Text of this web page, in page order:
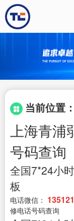
当前位置
上海青浦
号码查询
全国7*24小
板
电话微信：
修电话号码查询